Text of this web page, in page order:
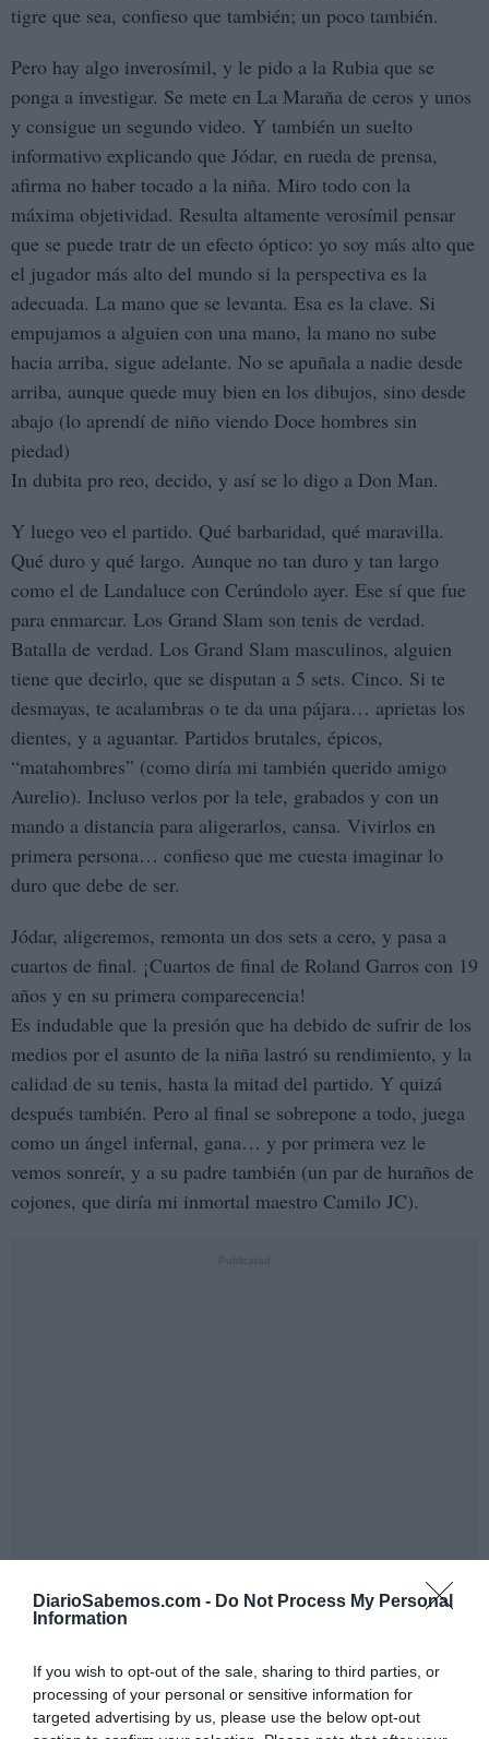
DiarioSabemos.com - Do Not Process My Personal
Information
If you wish to opt-out of the sale, sharing to third parties, or
processing of your personal or sensitive information for
targeted advertising by us, please use the below opt-out
tigre que sea, confieso que también; un poco también.
Pero hay algo inverosímil, y le pido a la Rubia que se
ponga a investigar. Se mete en La Maraña de ceros y unos
y consigue un segundo video. Y también un suelto
informativo explicando que Jódar, en rueda de prensa,
afirma no haber tocado a la niña. Miro todo con la
máxima objetividad. Resulta altamente verosímil pensar
que se puede tratr de un efecto óptico: yo soy más alto que
el jugador más alto del mundo si la perspectiva es la
adecuada. La mano que se levanta. Esa es la clave. Si
empujamos a alguien con una mano, la mano no sube
hacia arriba, sigue adelante. No se apuñala a nadie desde
arriba, aunque quede muy bien en los dibujos, sino desde
abajo (lo aprendí de niño viendo Doce hombres sin
piedad)
In dubita pro reo, decido, y así se lo digo a Don Man.
Y luego veo el partido. Qué barbaridad, qué maravilla.
Qué duro y qué largo. Aunque no tan duro y tan largo
como el de Landaluce con Cerúndolo ayer. Ese sí que fue
para enmarcar. Los Grand Slam son tenis de verdad.
Batalla de verdad. Los Grand Slam masculinos, alguien
tiene que decirlo, que se disputan a 5 sets. Cinco. Si te
desmayas, te acalambras o te da una pájara… aprietas los
dientes, y a aguantar. Partidos brutales, épicos,
“matahombres” (como diría mi también querido amigo
Aurelio). Incluso verlos por la tele, grabados y con un
mando a distancia para aligerarlos, cansa. Vivirlos en
primera persona… confieso que me cuesta imaginar lo
duro que debe de ser.
Jódar, aligeremos, remonta un dos sets a cero, y pasa a
cuartos de final. ¡Cuartos de final de Roland Garros con 19
años y en su primera comparecencia!
Es indudable que la presión que ha debido de sufrir de los
medios por el asunto de la niña lastró su rendimiento, y la
calidad de su tenis, hasta la mitad del partido. Y quizá
después también. Pero al final se sobrepone a todo, juega
como un ángel infernal, gana… y por primera vez le
vemos sonreír, y a su padre también (un par de huraños de
cojones, que diría mi inmortal maestro Camilo JC).